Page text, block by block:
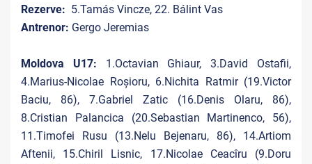
Rezerve: 5.Tamás Vincze, 22. Bálint Vas
Antrenor: Gergo Jeremias
Moldova U17: 1.Octavian Ghiaur, 3.David Ostafii,
4.Marius-Nicolae Roșioru, 6.Nichita Ratmir (19.Victor
Baciu, 86), 7.Gabriel Zatic (16.Denis Olaru, 86),
8.Cristian Palancica (20.Sebastian Martinenco, 56),
11.Timofei Rusu (13.Nelu Bejenaru, 86), 14.Artiom
Aftenii, 15.Chiril Lisnic, 17.Nicolae Ceacîru (9.Doru